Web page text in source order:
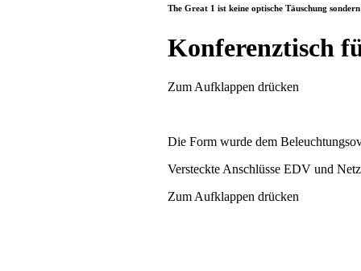
The Great 1 ist keine optische Täuschung
Konferenztisch
Zum Aufklappen drücken
Die Form wurde dem
Versteckte Anschlüsse EDV und
Zum Aufklappen drücken